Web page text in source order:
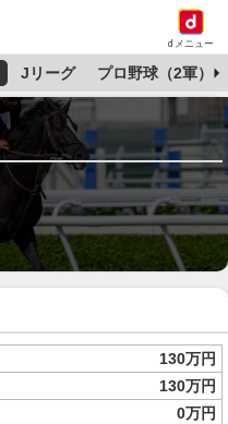
dメニュー
Jリーグ プロ野球（2軍）
130万円
130万円
0万円